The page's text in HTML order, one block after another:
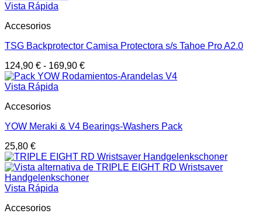
Vista Rápida
Accesorios
TSG Backprotector Camisa Protectora s/s Tahoe Pro A2.0
124,90 € - 169,90 €
Vista Rápida
Accesorios
YOW Meraki & V4 Bearings-Washers Pack
25,80 €
Vista Rápida
Accesorios